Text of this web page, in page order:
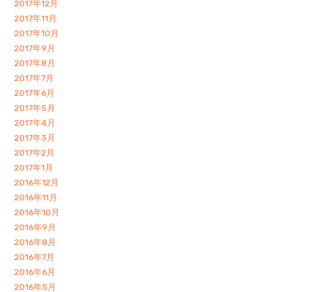
2017年12月
2017年11月
2017年10月
2017年9月
2017年8月
2017年7月
2017年6月
2017年5月
2017年4月
2017年3月
2017年2月
2017年1月
2016年12月
2016年11月
2016年10月
2016年9月
2016年8月
2016年7月
2016年6月
2016年5月